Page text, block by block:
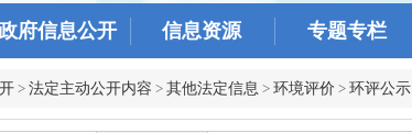
府信息公开 信息资源 专题专栏
> 法定主动公开内容 > 其他法定信息 > 环境评价 > 环评公示